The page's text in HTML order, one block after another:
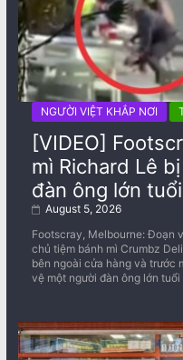
NGƯỜI VIỆT KHẮP NƠI
[VIDEO]
mì Richard Lê
đàn ông lớn tuổi
August 5, 2026
Footscray, Melbourne: Đoạn
chủ tiệm bánh mì Crumbz
bên ngoài cửa hàng và trước
vệ một người đàn ông lớn